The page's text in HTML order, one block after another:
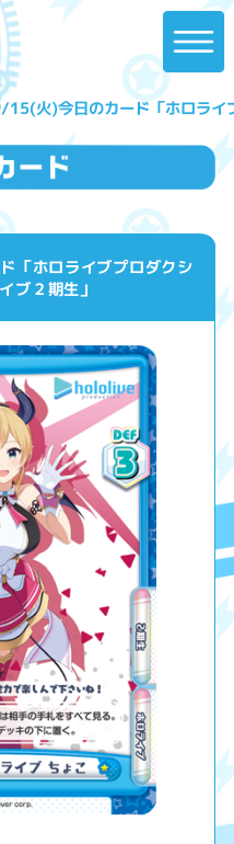
火)今日のカード「ホロライ
ホロライブプロダクシ
ブ２期生」